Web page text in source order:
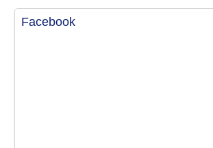
Facebook